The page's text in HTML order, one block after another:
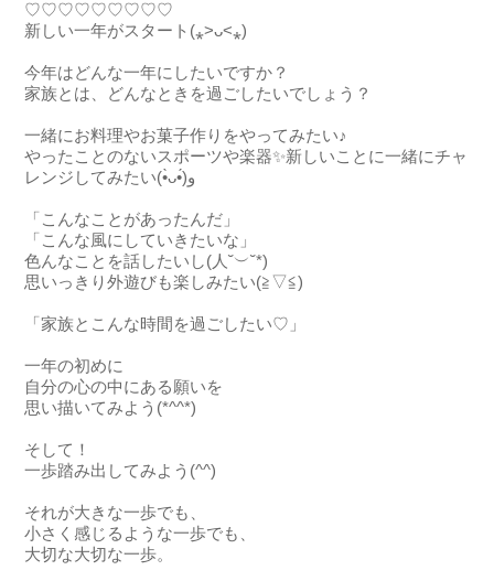
♡♡♡♡♡♡♡♡♡
新しい一年がスタート(⁎>ᴗ<⁎)
今年はどんな一年にしたいですか？
家族とは、どんなときを過ごしたいでしょう？
一緒にお料理やお菓子作りをやってみたい♪
やったことのないスポーツや楽器✨新しいことに一緒にチャ
レンジしてみたい(•̀ᴗ•́)و
「こんなことがあったんだ」
「こんな風にしていきたいな」
色んなことを話したいし(人˘︶˘*)
思いっきり外遊びも楽しみたい(≧ ▽≦)
「家族とこんな時間を過ごしたい♡」
一年の初めに
自分の心の中にある願いを
思い描いてみよう(*^^*)
そして！
一歩踏み出してみよう(^^)
それが大きな一歩でも、
小さく感じるような一歩でも、
大切な大切な一歩。